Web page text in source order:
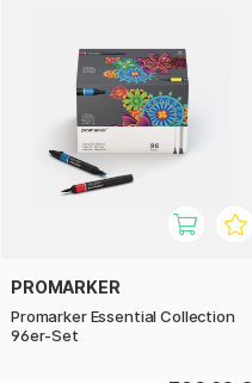
PROMARKER
Promarker Essential Collection
96er-Set